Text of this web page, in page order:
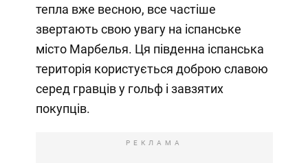
тепла вже весною, все частіше
звертають свою увагу на іспанське
місто Марбелья. Ця південна іспанська
територія користується доброю славою
серед гравців у гольф і завзятих
покупців.
РЕКЛАМА